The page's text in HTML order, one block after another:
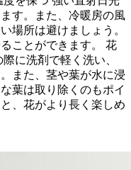
す。また、冷暖房の風
場所は避けましょう。
ことができます。 花
に洗剤で軽く洗い、
また、茎や葉が水に浸
葉は取り除くのもポイ
、花がより長く楽しめ